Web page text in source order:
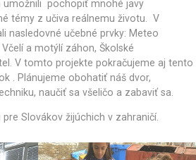
umožnili pochopiť mnohé javy
témy z učiva reálnemu životu. V
nasledovné učebné prvky: Meteo
a motýlí záhon, Školské
V tomto projekte pokračujeme aj tento
. Plánujeme obohatiť náš dvor,
naučiť sa všeličo a zabaviť sa.
Slovákov žijúchich v zahraničí.